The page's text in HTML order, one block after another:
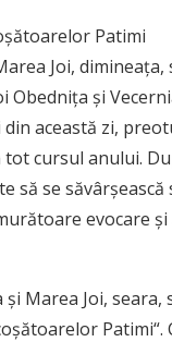
Patimi
Joi,
Obedniţa şi
această zi,
cursul anului.
să se
evocare
Marea Joi,
Patimi“.